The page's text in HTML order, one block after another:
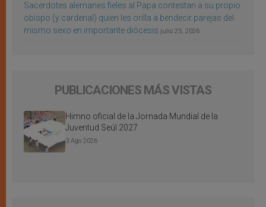
Sacerdotes alemanes fieles al Papa contestan a su propio
obispo (y cardenal) quien les orilla a bendecir parejas del
mismo sexo en importante diócesis julio 25, 2026
PUBLICACIONES MÁS VISTAS
Himno oficial de la Jornada Mundial de la
Juventud Seúl 2027
3 Ago 2026